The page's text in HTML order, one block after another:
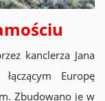
kanclerza Jana
Europę
Zbudowano je w